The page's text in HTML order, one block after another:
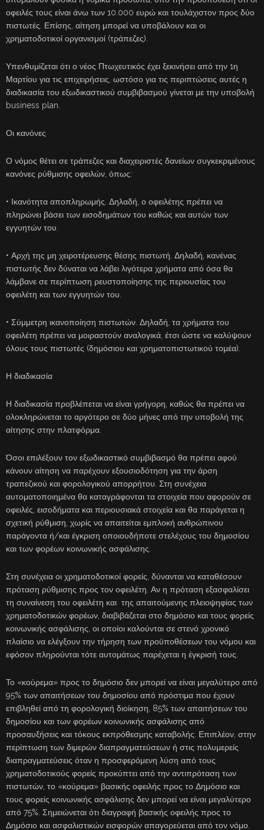
οφειλές τους είναι άνω των 10.000 ευρώ και τουλάχιστον προς δύο
πιστωτές. Επίσης, αίτηση μπορεί να υποβάλουν και οι
χρηματοδοτικοί οργανισμοί (τράπεζες).
Υπενθυμίζεται ότι ο νέος Πτωχευτικός έχει ξεκινήσει από την 1η
Μαρτίου για τις επιχειρήσεις, ωστόσο για τις περιπτώσεις αυτές η
διαδικασία του εξωδικαστικού συμβιβασμού γίνεται με την υποβολή
business plan.
Οι κανόνες
Ο νόμος θέτει σε τράπεζες και διαχειριστές δανείων συγκεκριμένους
κανόνες ρύθμισης οφειλών, όπως:
• Ικανότητα αποπληρωμής. Δηλαδή, ο οφειλέτης πρέπει να
πληρώνει βάσει των εισοδημάτων του καθώς και αυτών των
εγγυητών του.
• Αρχή της μη χειροτέρευσης θέσης πιστωτή. Δηλαδή, κανένας
πιστωτής δεν δύναται να λάβει λιγότερα χρήματα από όσα θα
λάμβανε σε περίπτωση ρευστοποίησης της περιουσίας του
οφειλέτη και των εγγυητών του.
• Σύμμετρη ικανοποίηση πιστωτών. Δηλαδή, τα χρήματα του
οφειλέτη πρέπει να μοιραστούν αναλογικά, έτσι ώστε να καλύψουν
όλους τους πιστωτές (δημόσιου και χρηματοπιστωτικού τομέα).
Η διαδικασία
Η διαδικασία προβλέπεται να είναι γρήγορη, καθώς θα πρέπει να
ολοκληρώνεται το αργότερο σε δύο μήνες από την υποβολή της
αίτησης στην πλατφόρμα.
Όσοι επιλέξουν τον εξωδικαστικό συμβιβασμό θα πρέπει αφού
κάνουν αίτηση να παρέχουν εξουσιοδότηση για την άρση
τραπεζικού και φορολογικού απορρήτου. Στη συνέχεια
αυτοματοποιημένα θα καταγράφονται τα στοιχεία που αφορούν σε
οφειλές, εισοδήματα και περιουσιακά στοιχεία και θα παράγεται η
σχετική ρύθμιση, χωρίς να απαιτείται εμπλοκή ανθρώπινου
παράγοντα ή/και έγκριση οποιουδήποτε στελέχους του δημοσίου
και των φορέων κοινωνικής ασφάλισης.
Στη συνέχεια οι χρηματοδοτικοί φορείς, δύνανται να καταθέσουν
πρόταση ρύθμισης προς τον οφειλέτη. Αν η πρόταση εξασφαλίσει
τη συναίνεση του οφειλέτη και της απαιτούμενης πλειοψηφίας των
χρηματοδοτικών φορέων, διαβιβάζεται στο δημόσιο και τους φορείς
κοινωνικής ασφάλισης, οι οποίοι καλούνται σε στενό χρονικό
πλαίσιο να ελέγξουν την τήρηση των προϋποθέσεων του νόμου και
εφόσον πληρούνται τότε αυτομάτως παρέχεται η έγκρισή τους.
Το «κούρεμα» προς το δημόσιο δεν μπορεί να είναι μεγαλύτερο από
95% των απαιτήσεων του δημοσίου από πρόστιμα που έχουν
επιβληθεί από τη φορολογική διοίκηση, 85% των απαιτήσεων του
δημοσίου και των φορέων κοινωνικής ασφάλισης από
προσαυξήσεις και τόκους εκπρόθεσμης καταβολής. Επιπλέον, στην
περίπτωση των διμερών διαπραγματεύσεων ή στις πολυμερείς
διαπραγματεύσεις όταν η προσφερόμενη λύση από τους
χρηματοδοτικούς φορείς προκύπτει από την αντιπρόταση των
πιστωτών, το «κούρεμα» βασικής οφειλής προς το Δημόσιο και
τους φορείς κοινωνικής ασφάλισης δεν μπορεί να είναι μεγαλύτερο
από 75%. Σημειώνεται ότι διαγραφή βασικής οφειλής προς το
Δημόσιο και ασφαλιστικών εισφορών απαγορεύεται από τον νόμο.